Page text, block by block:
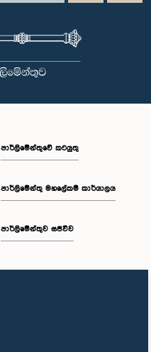
පාර්ලිමේන්තුවේ කටයුතු
පාර්ලිමේන්තු මහලේකම් කාර්යාලය
පාර්ලිමේන්තුව සජීවීව